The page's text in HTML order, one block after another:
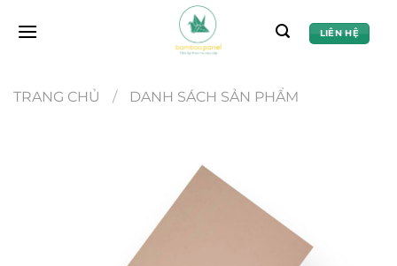
đến
LIÊN HỆ
TRANG CHỦ / DANH SÁCH SẢN PHẨM